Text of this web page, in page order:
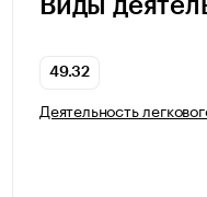
Виды
49.32
Деятельность